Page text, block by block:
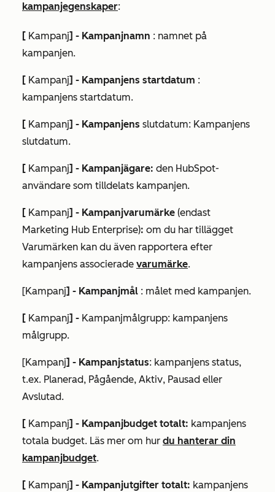
kampanjegenskaper:
[ Kampanj] - Kampanjnamn : namnet på
kampanjen.
[ Kampanj] - Kampanjens startdatum :
kampanjens startdatum.
[ Kampanj] - Kampanjens slutdatum: Kampanjens
slutdatum.
[ Kampanj] - Kampanjägare: den HubSpot-
användare som tilldelats kampanjen.
[ Kampanj] - Kampanjvarumärke (endast
Marketing Hub Enterprise): om du har tillägget
Varumärken kan du även rapportera efter
kampanjens associerade varumärke.
[Kampanj] - Kampanjmål : målet med kampanjen.
[ Kampanj] - Kampanjmålgrupp: kampanjens
målgrupp.
[Kampanj] - Kampanjstatus: kampanjens status,
t.ex. Planerad, Pågående, Aktiv, Pausad eller
Avslutad.
[ Kampanj] - Kampanjbudget totalt: kampanjens
totala budget. Läs mer om hur du hanterar din
kampanjbudget.
[ Kampanj] - Kampanjutgifter totalt: kampanjens